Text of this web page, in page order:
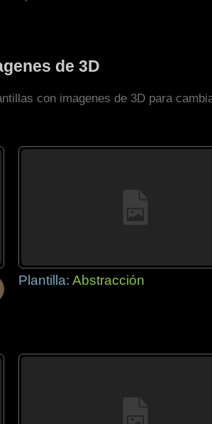
de 3D
con imagenes de 3D para
Plantilla: Abstracción